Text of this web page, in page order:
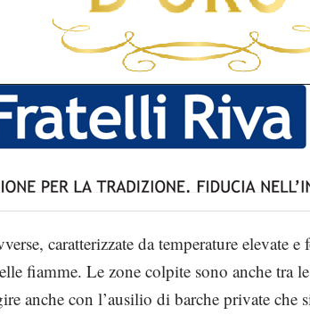
caratterizzate da temperature elevate
fiamme. Le zone colpite sono anche tra
anche con l’ausilio di barche private che